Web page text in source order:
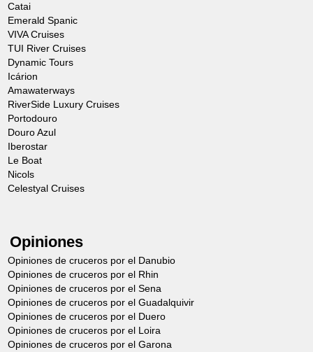
Catai
Emerald Spanic
VIVA Cruises
TUI River Cruises
Dynamic Tours
Icárion
Amawaterways
RiverSide Luxury Cruises
Portodouro
Douro Azul
Iberostar
Le Boat
Nicols
Celestyal Cruises
Opiniones
Opiniones de cruceros por el Danubio
Opiniones de cruceros por el Rhin
Opiniones de cruceros por el Sena
Opiniones de cruceros por el Guadalquivir
Opiniones de cruceros por el Duero
Opiniones de cruceros por el Loira
Opiniones de cruceros por el Garona